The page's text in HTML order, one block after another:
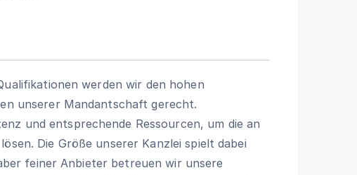
werden wir den hohen
unserer Mandantschaft gerecht.
und entsprechende Ressourcen, um die an
Die Größe unserer Kanzlei spielt dabei
feiner Anbieter betreuen wir unsere